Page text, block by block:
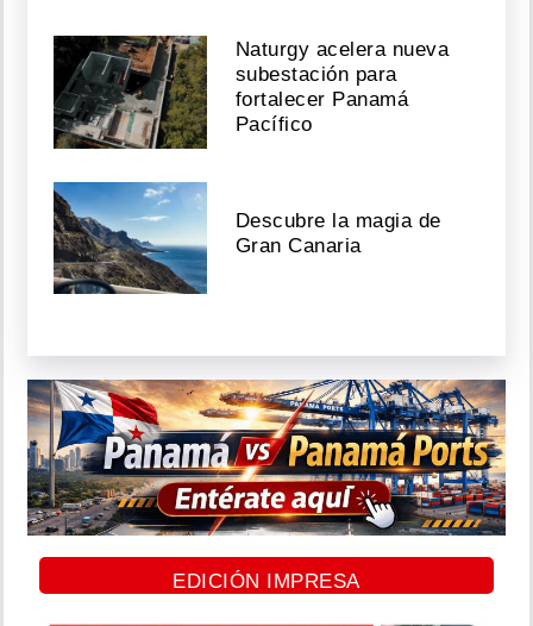
Naturgy acelera nueva
subestación para
fortalecer Panamá
Pacífico
Descubre la magia de
Gran Canaria
EDICIÓN IMPRESA